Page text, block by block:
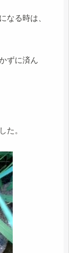
なる時は、
ずに済ん
た。